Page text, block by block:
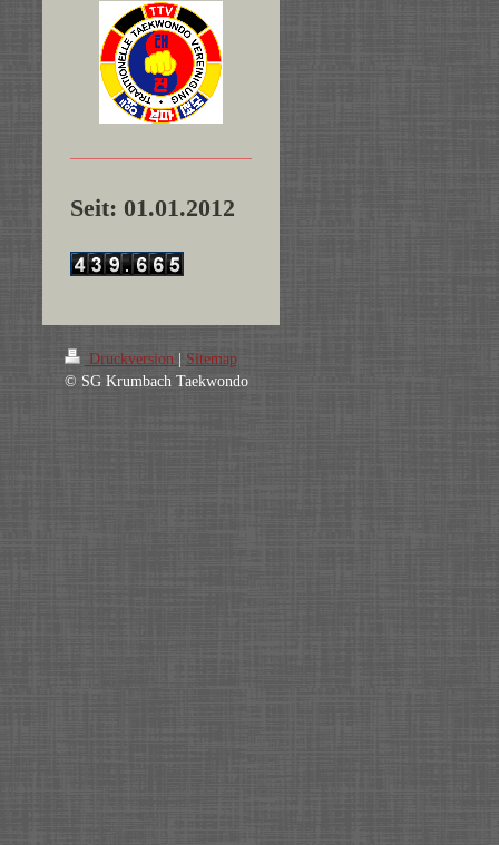
Seit: 01.01.2012
Druckversion | Sitemap
© SG Krumbach Taekwondo